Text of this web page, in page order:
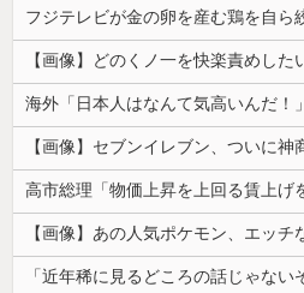
【画像】どのくノ一を快楽責めした
【画像】セブンイレブン、ついに神